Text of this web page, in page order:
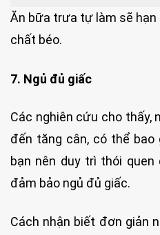
Ăn bữa trưa tự làm sẽ
chất béo.
7. Ngủ đủ giấc
Các nghiên cứu cho thấy,
đến tăng cân, có thể bao
bạn nên duy trì thói
đảm bảo ngủ đủ giấc.
Cách nhận biết đơn giản